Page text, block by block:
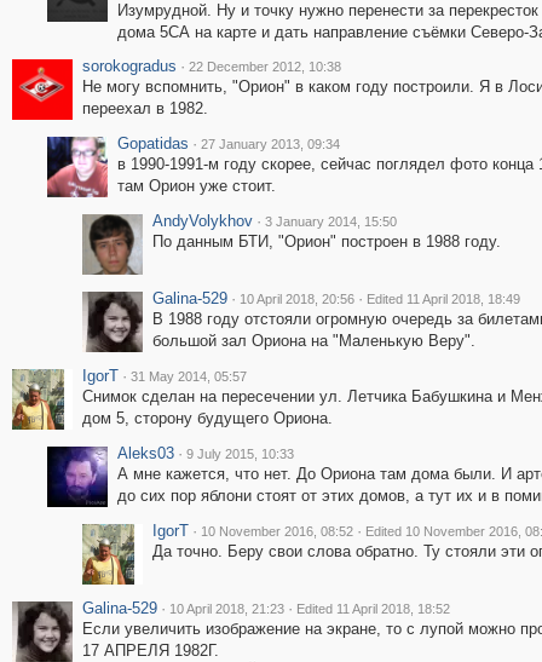
Изумрудной. Ну и точку нужно перенести за перекресток
дома 5СА на карте и дать направление съёмки Северо-
sorokogradus · 22 December 2012, 10:38
Не могу вспомнить, "Орион" в каком году построили. Я в
переехал в 1982.
Gopatidas · 27 January 2013, 09:34
в 1990-1991-м году скорее, сейчас поглядел фото конца
там Орион уже стоит.
AndyVolykhov · 3 January 2014, 15:50
По данным БТИ, "Орион" построен в 1988 году.
Galina-529 · 10 April 2018, 20:56 · Edited 11 April 2018, 18:49
В 1988 году отстояли огромную очередь за
большой зал Ориона на "Маленькую Веру".
IgorT · 31 May 2014, 05:57
Снимок сделан на пересечении ул. Летчика Бабушкина и
дом 5, сторону будущего Ориона.
Aleks03 · 9 July 2015, 10:33
А мне кажется, что нет. До Ориона там дома были. И
до сих пор яблони стоят от этих домов, а тут их и в
IgorT · 10 November 2016, 08:52 · Edited 10 November 2016,
Да точно. Беру свои слова обратно. Ту стояли эти
Galina-529 · 10 April 2018, 21:23 · Edited 11 April 2018, 18:52
Если увеличить изображение на экране, то с лупой можно
17 АПРЕЛЯ 1982Г.